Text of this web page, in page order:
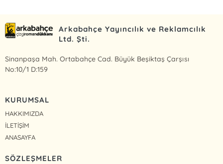
Arkabahçe Yayıncılık ve Reklamcılık
Ltd. Şti.
Sinanpaşa Mah. Ortabahçe Cad. Büyük Beşiktaş Çarşısı
No:10/1 D:159
KURUMSAL
HAKKIMIZDA
İLETİŞİM
ANASAYFA
SÖZLEŞMELER